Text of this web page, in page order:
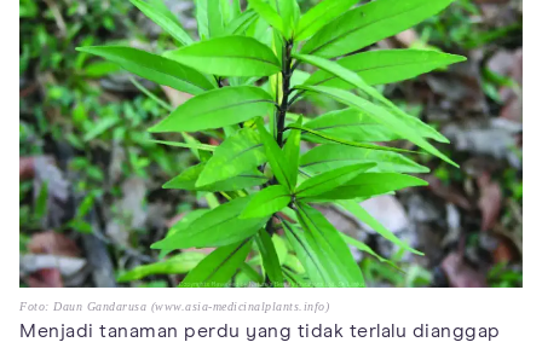
Foto: Daun Gandarusa (www.asia-medicinalplants.info)
Menjadi tanaman perdu yang tidak terlalu dianggap